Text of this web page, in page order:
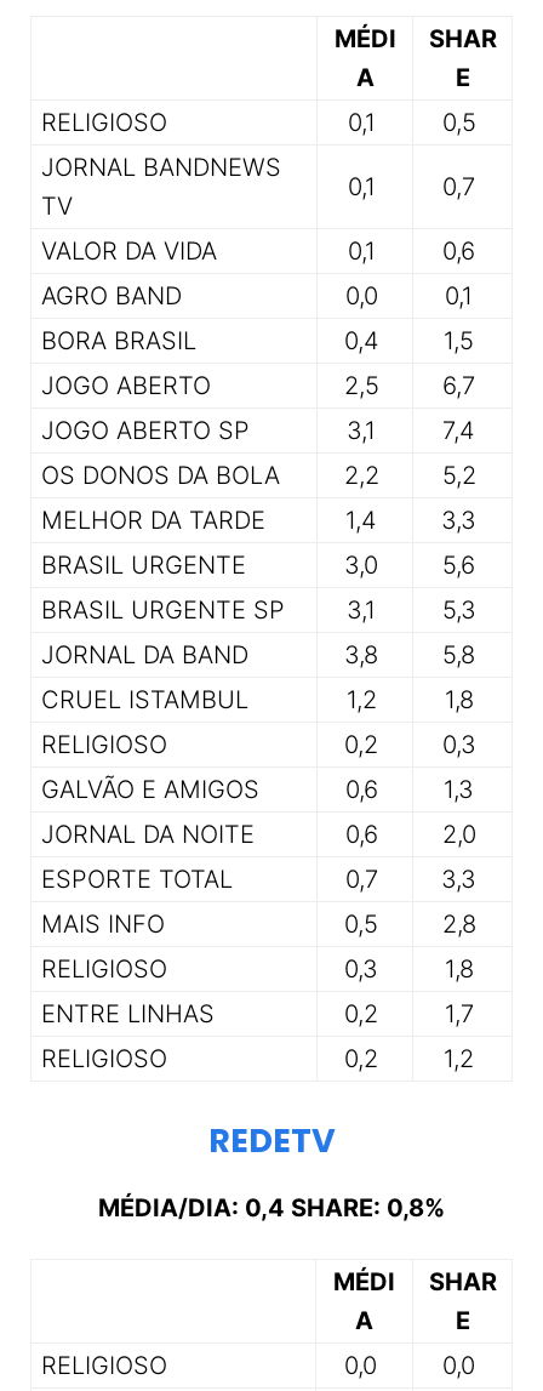
MÉDI
A
SHAR
E
RELIGIOSO
0,1
0,5
JORNAL BANDNEWS
TV
0,1 0,7
VALOR DA VIDA 0,1
0,6
AGRO BAND
0,0
0,1
BORA BRASIL
0,4
1,5
JOGO ABERTO
2,5
6,7
JOGO ABERTO SP
3,1
7,4
OS DONOS DA BOLA
2,2
5,2
MELHOR DA TARDE
1,4
3,3
BRASIL URGENTE
3,0
5,6
BRASIL URGENTE SP
3,1
5,3
JORNAL DA BAND
3,8
5,8
CRUEL ISTAMBUL
1,2
1,8
RELIGIOSO
0,2
0,3
GALVÃO E AMIGOS
0,6
1,3
JORNAL DA NOITE
0,6
2,0
ESPORTE TOTAL
0,7
3,3
MAIS INFO
0,5
2,8
RELIGIOSO
0,3
1,8
ENTRE LINHAS
0,2
1,7
RELIGIOSO
0,2 1,2
REDETV
MÉDIA/DIA: 0,4 SHARE: 0,8%
MÉDI
A
SHAR
E
RELIGIOSO
0,0
0,0